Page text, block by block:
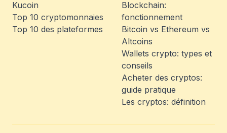
Kucoin
Top 10 cryptomonnaies
Top 10 des plateformes
Blockchain:
fonctionnement
Bitcoin vs Ethereum vs
Altcoins
Wallets crypto: types et
conseils
Acheter des cryptos:
guide pratique
Les cryptos: définition